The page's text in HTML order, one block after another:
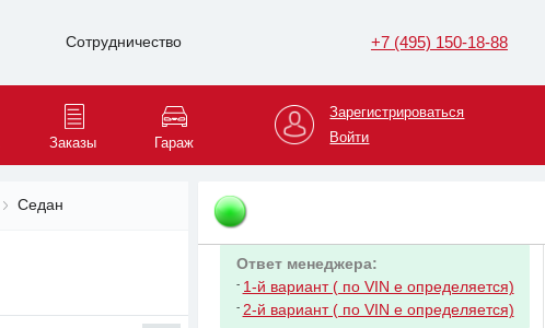
Сотрудничество +7 (495) 150-18-88
Заказы Гараж
Зарегистрироваться
Войти
Седан
HYUNDAI/KIA 281133X000 Фильтр
наHaval F7
Ответ менеджера:
- 1-й вариант ( по VIN е определяется)
- 2-й вариант ( по VIN е определяется)